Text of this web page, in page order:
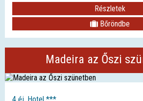
Részletek
Bőröndbe
Madeira az Őszi
4 éj, Hotel ***